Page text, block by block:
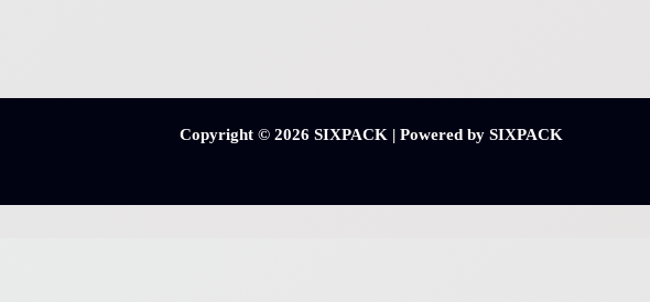
Copyright © 2026 SIXPACK | Powered by SIXPACK